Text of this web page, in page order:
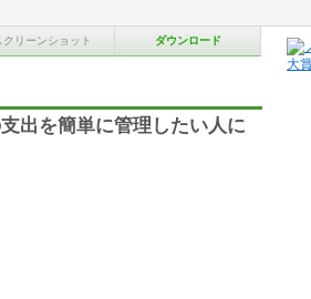
クリーンショット ダウンロード
出を簡単に管理したい人に